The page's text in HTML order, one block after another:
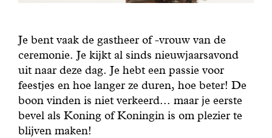
Je bent vaak de gastheer of -vrouw van de
ceremonie. Je kijkt al sinds nieuwjaarsavond
uit naar deze dag. Je hebt een passie voor
feestjes en hoe langer ze duren, hoe beter! De
boon vinden is niet verkeerd... maar je eerste
bevel als Koning of Koningin is om plezier te
blijven maken!